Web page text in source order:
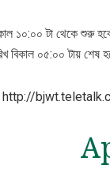
১০:০০ টা থেকে শুরু
বিকাল ০৫:০০ টায় শেষ
http://